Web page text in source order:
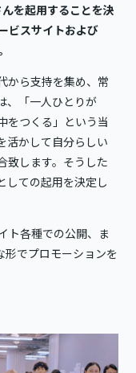
を起用することを決
ビスサイトおよび
から支持を集め、常
、「一人ひとりが
をつくる」という当
活かして自分らしい
致します。そうした
しての起用を決定し
ト各種での公開、ま
形でプロモーションを